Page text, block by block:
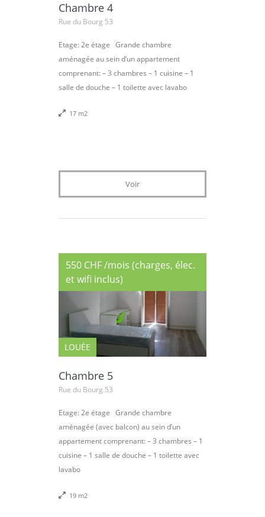
Chambre 4
Rue du Bourg 53
Etage: 2e étage Grande chambre
aménagée au sein d’un appartement
comprenant: – 3 chambres – 1 cuisine – 1
salle de douche – 1 toilette avec lavabo
17 m2
Voir
LOUÉE
550 CHF /mois (charges, élec.
et wifi inclus)
Chambre 5
Rue du Bourg 53
Etage: 2e étage Grande chambre
aménagée (avec balcon) au sein d’un
appartement comprenant: – 3 chambres – 1
cuisine – 1 salle de douche – 1 toilette avec
lavabo
19 m2